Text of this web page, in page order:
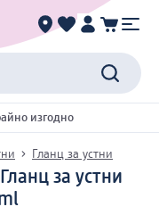
изгодно
Гланц за устни
Гланц за устни